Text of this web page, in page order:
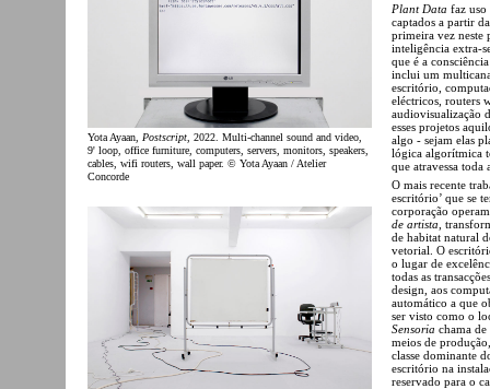
Yota Ayaan, Postscript , 2022. Multi-channel sound and video,
9' loop, office furniture, computers, servers, monitors, speakers,
cables, wifi routers, wall paper. © Yota Ayaan / Atelier
Concorde
Plant Data faz uso
captados a partir
primeira vez neste
inteligência extra-
que é a
inclui um
escritório,
eléctricos, routers
audiovisualização
esses projetos
algo - sejam elas
lógica algorítmica
que atravessa toda
O mais recente
escritório’ que se
corporação
de artista ,
de habitat natural
vetorial. O
o lugar de
todas as
design, aos
automático a que
ser visto como o
Sensoria chama de
meios de
classe dominante
escritório na
reservado para o